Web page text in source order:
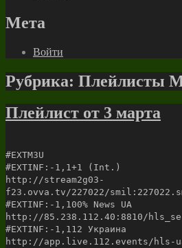
Мета
Войти
Рубрика: Плейлисты
Плейлист от 3 марта
#EXTM3U
#EXTINF:-1,1+1 (Int.)
http://stream2g03-
f23.ovva.tv/227022/
#EXTINF:-1,100% News UA
http://85.238.112.40:8810/
#EXTINF:-1,112 Украина
http://app.live.112.events/hls-